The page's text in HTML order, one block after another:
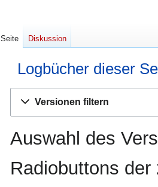
Logbücher dieser
Navigation
Suche
Versionen filtern
Auswahl des
Radiobuttons
Seite Diskussion